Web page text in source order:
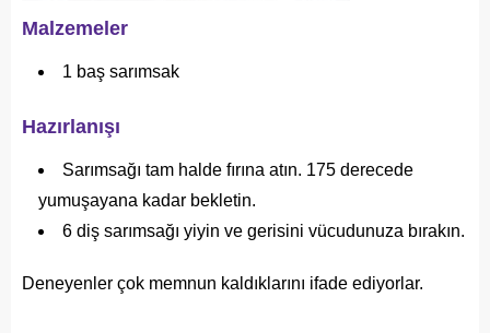
Malzemeler
1 baş sarımsak
Hazırlanışı
Sarımsağı tam halde fırına atın. 175 derecede
yumuşayana kadar bekletin.
6 diş sarımsağı yiyin ve gerisini vücudunuza bırakın.
Deneyenler çok memnun kaldıklarını ifade ediyorlar.